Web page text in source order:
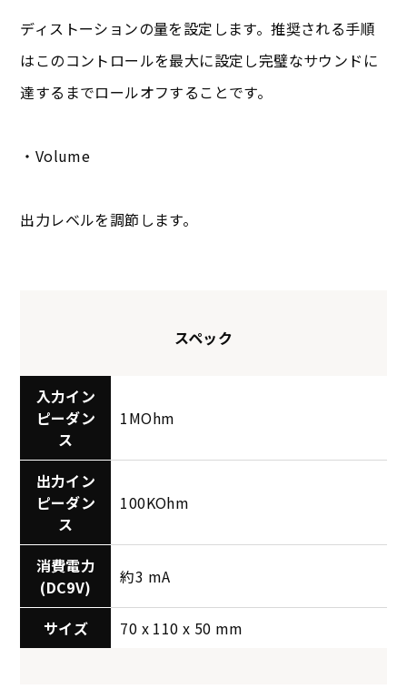
ディストーションの量を設定します。推奨される手順
はこのコントロールを最大に設定し完璧なサウンドに
達するまでロールオフすることです。
・Volume
出力レベルを調節します。
スペック
入力イン
ピーダン
ス
1MOhm
出力イン
ピーダン
ス
100KOhm
消費電力
(DC9V)
約3 mA
サイズ 70 x 110 x 50 mm